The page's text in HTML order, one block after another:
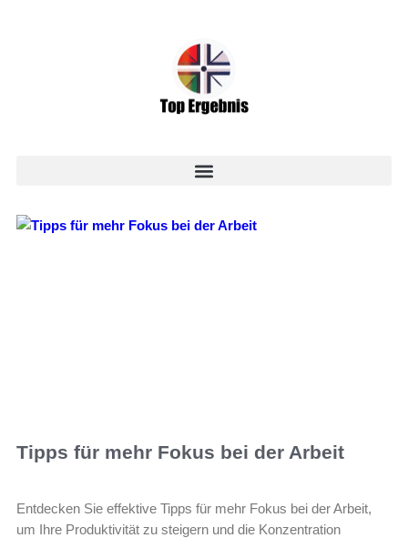
Tipps für mehr Fokus bei der Arbeit
Entdecken Sie effektive Tipps für mehr Fokus bei der Arbeit,
um Ihre Produktivität zu steigern und die Konzentration